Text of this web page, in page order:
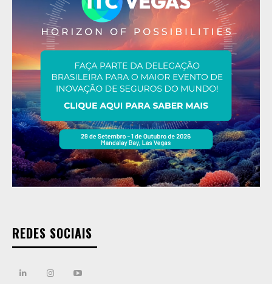
REDES SOCIAIS